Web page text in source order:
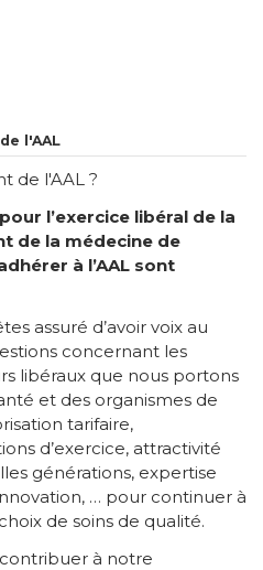
l'AAL
de l'AAL ?
l’exercice libéral de la
de la médecine de
à l’AAL sont
assuré d’avoir voix au
concernant les
libéraux que nous portons
et des organismes de
tarifaire,
d’exercice, attractivité
générations, expertise
… pour continuer à
de soins de qualité.
contribuer à notre